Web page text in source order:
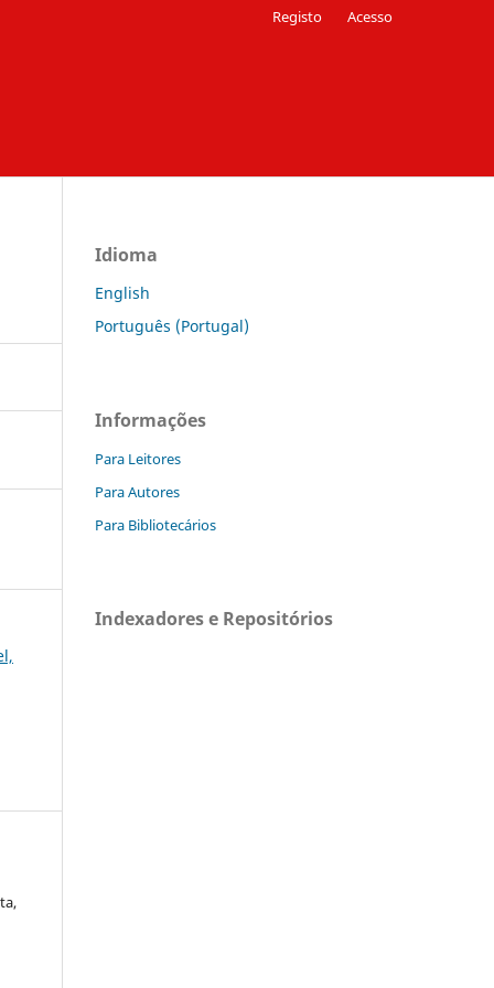
Registo Acesso
Idioma
English
Português (Portugal)
Informações
Para Leitores
Para Autores
Para Bibliotecários
Indexadores e Repositórios